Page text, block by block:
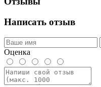
Написать отзыв
Оценка